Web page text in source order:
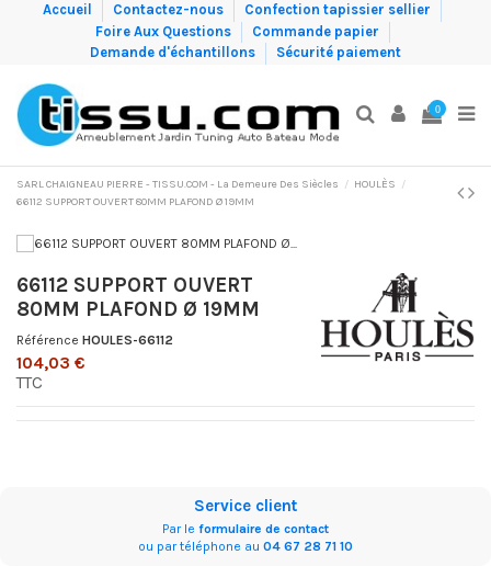
Accueil Contactez-nous
Confection tapissier sellier
Foire Aux Questions
Commande papier
Demande d'échantillons
Sécurité paiement
0
SARL CHAIGNEAU PIERRE - TISSU.COM - La Demeure Des Siècles
HOULÈS
66112 SUPPORT OUVERT 80MM PLAFOND Ø 19MM
66112 SUPPORT OUVERT
80MM PLAFOND Ø 19MM
Référence HOULES-66112
104,03 €
TTC
Service client
Par le formulaire de contact
ou par téléphone au 04 67 28 71 10